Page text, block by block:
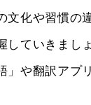
文化や習慣の
していきまし
」や翻訳アプ